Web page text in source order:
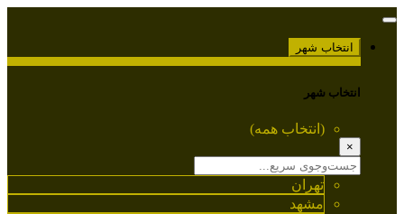
انتخاب شهر
انتخاب شهر
(انتخاب همه)
×
تهران
مشهد